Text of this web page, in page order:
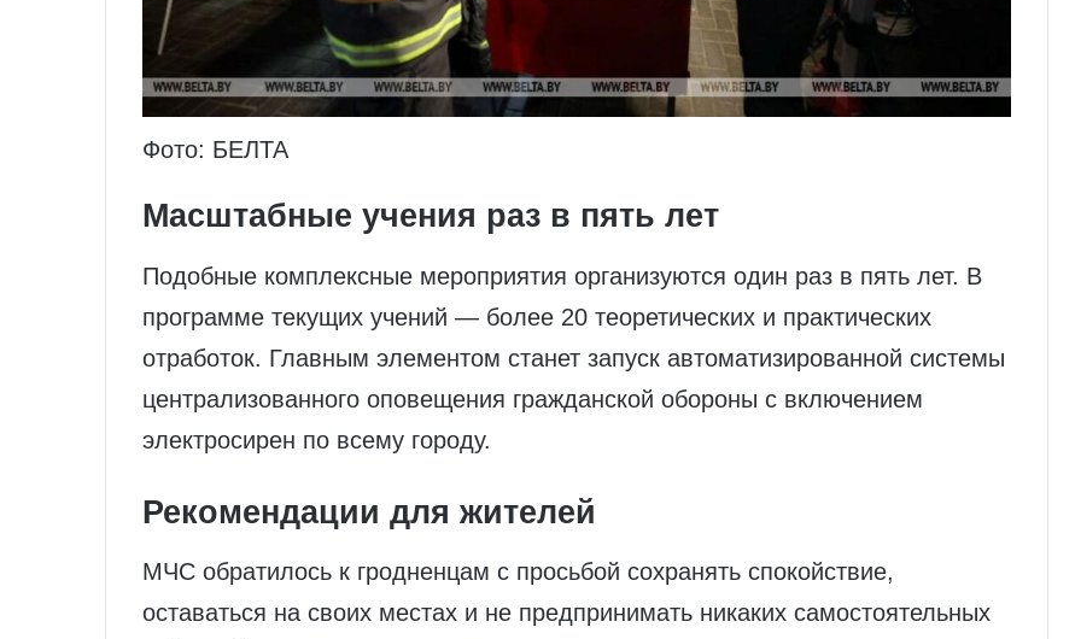
Фото: БЕЛТА
Масштабные учения раз в пять лет
Подобные комплексные мероприятия организуются один раз в пять лет. В
программе текущих учений — более 20 теоретических и практических
отработок. Главным элементом станет запуск автоматизированной системы
централизованного оповещения гражданской обороны с включением
электросирен по всему городу.
Рекомендации для жителей
МЧС обратилось к гродненцам с просьбой сохранять спокойствие,
оставаться на своих местах и не предпринимать никаких самостоятельных